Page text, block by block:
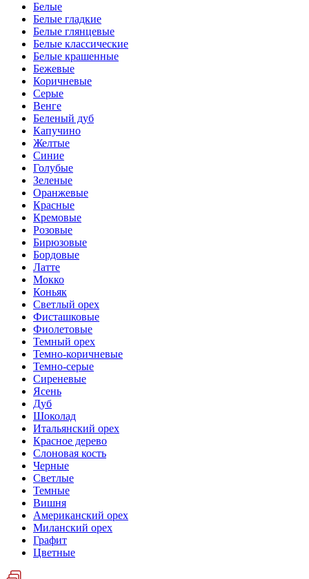
Белые
Белые гладкие
Белые глянцевые
Белые классические
Белые крашенные
Бежевые
Коричневые
Серые
Венге
Беленый дуб
Капучино
Желтые
Синие
Голубые
Зеленые
Оранжевые
Красные
Кремовые
Розовые
Бирюзовые
Бордовые
Латте
Мокко
Коньяк
Светлый орех
Фисташковые
Фиолетовые
Темный орех
Темно-коричневые
Темно-серые
Сиреневые
Ясень
Дуб
Шоколад
Итальянский орех
Красное дерево
Слоновая кость
Черные
Светлые
Темные
Вишня
Американский орех
Миланский орех
Графит
Цветные